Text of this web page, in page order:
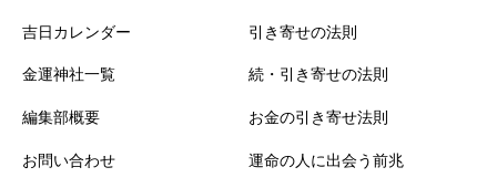
吉日カレンダー
金運神社一覧
編集部概要
お問い合わせ
引き寄せの法則
続・引き寄せの法則
お金の引き寄せ法則
運命の人に出会う前兆